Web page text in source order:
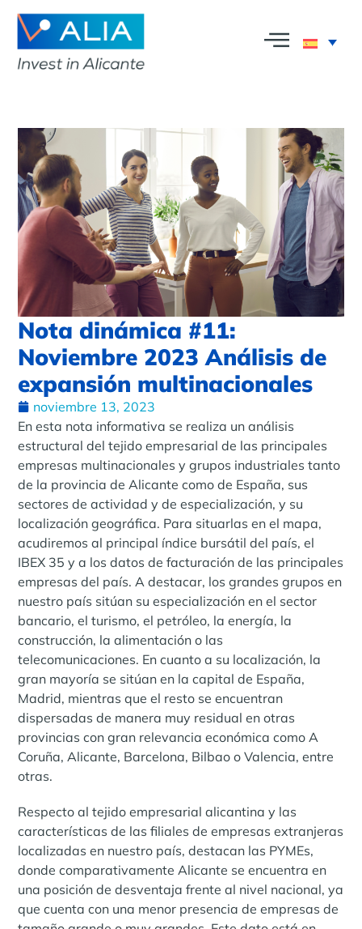
Nota dinámica #11:
Noviembre 2023 Análisis de
expansión multinacionales
noviembre 13, 2023
En esta nota informativa se realiza un análisis
estructural del tejido empresarial de las principales
empresas multinacionales y grupos industriales tanto
de la provincia de Alicante como de España, sus
sectores de actividad y de especialización, y su
localización geográfica. Para situarlas en el mapa,
acudiremos al principal índice bursátil del país, el
IBEX 35 y a los datos de facturación de las principales
empresas del país. A destacar, los grandes grupos en
nuestro país sitúan su especialización en el sector
bancario, el turismo, el petróleo, la energía, la
construcción, la alimentación o las
telecomunicaciones. En cuanto a su localización, la
gran mayoría se sitúan en la capital de España,
Madrid, mientras que el resto se encuentran
dispersadas de manera muy residual en otras
provincias con gran relevancia económica como A
Coruña, Alicante, Barcelona, Bilbao o Valencia, entre
otras.
Respecto al tejido empresarial alicantina y las
características de las filiales de empresas extranjeras
localizadas en nuestro país, destacan las PYMEs,
donde comparativamente Alicante se encuentra en
una posición de desventaja frente al nivel nacional, ya
que cuenta con una menor presencia de empresas de